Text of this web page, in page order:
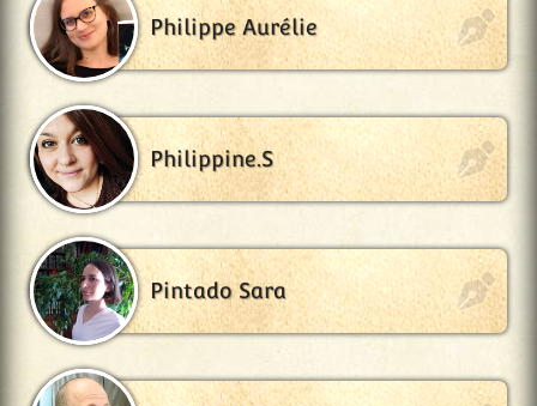
Philippe Aurélie
Philippine.S
Pintado Sara